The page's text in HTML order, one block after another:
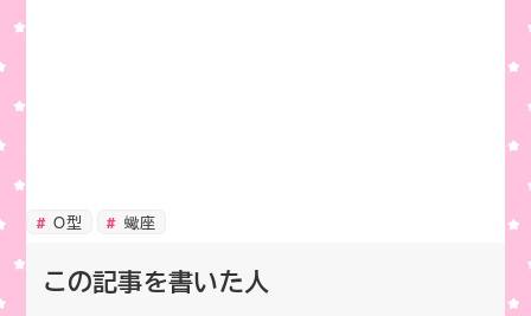
O型 蠍座
この記事を書いた人